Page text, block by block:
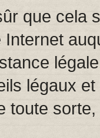
que cela
légaux
toute